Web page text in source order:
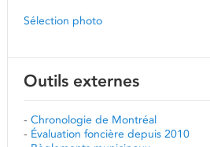
Sélection photo
Outils externes
- Chronologie de Montréal
- Évaluation foncière depuis 2010